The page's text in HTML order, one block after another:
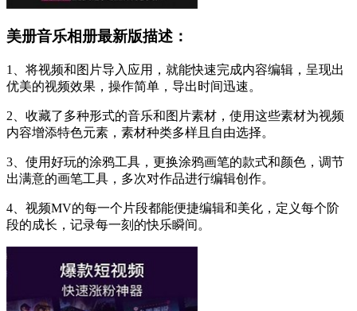
美册音乐相册最新版描述：
1、将视频和图片导入应用，就能快速完成内容编辑，呈现出
优美的视频效果，操作简单，导出时间迅速。
2、收藏了多种形式的音乐和图片素材，使用这些素材为视频
内容增添特色元素，素材种类多样且自由选择。
3、使用好玩的涂鸦工具，更换涂鸦画笔的款式和颜色，调节
出满意的画笔工具，多次对作品进行编辑创作。
4、视频MV的每一个片段都能便捷编辑和美化，定义每个阶
段的成长，记录每一刻的快乐瞬间。